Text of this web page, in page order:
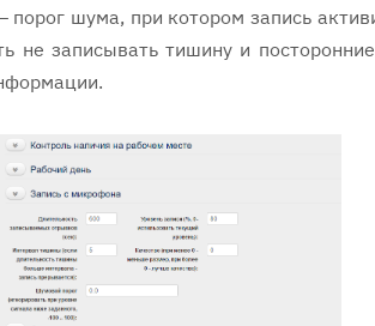
шума, при котором запись
не записывать тишину и